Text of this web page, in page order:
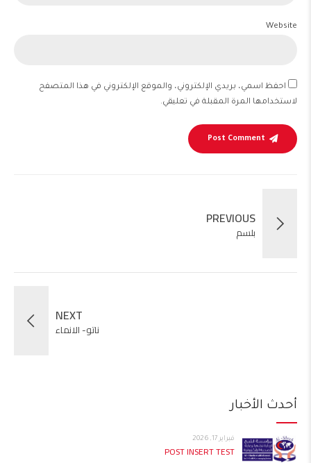
Website
احفظ اسمي، بريدي الإلكتروني، والموقع الإلكتروني في هذا المتصفح
لاستخدامها المرة المقبلة في تعليقي.
Post Comment
PREVIOUS
بلسم
NEXT
ناتو- الانماء
أحدث الأخبار
فبراير 17, 2026
POST INSERT TEST